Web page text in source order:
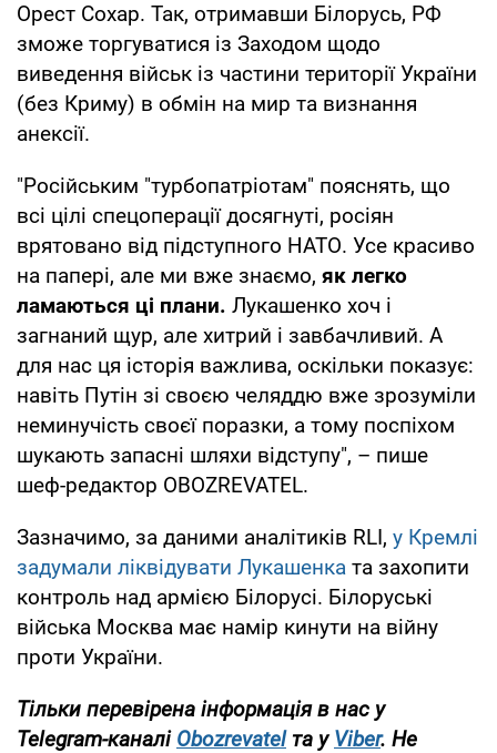
Орест Сохар. Так, отримавши Білорусь, РФ
зможе торгуватися із Заходом щодо
виведення військ із частини території України
(без Криму) в обмін на мир та визнання
анексії.
"Російським "турбопатріотам" пояснять, що
всі цілі спецоперації досягнуті, росіян
врятовано від підступного НАТО. Усе красиво
на папері, але ми вже знаємо, як легко
ламаються ці плани. Лукашенко хоч і
загнаний щур, але хитрий і завбачливий. А
для нас ця історія важлива, оскільки показує:
навіть Путін зі своєю челяддю вже зрозуміли
неминучість своєї поразки, а тому поспіхом
шукають запасні шляхи відступу", – пише
шеф-редактор OBOZREVATEL.
Зазначимо, за даними аналітиків RLI, у Кремлі
задумали ліквідувати Лукашенка та захопити
контроль над армією Білорусі. Білоруські
війська Москва має намір кинути на війну
проти України.
Тільки перевірена інформація в нас у
Telegram-каналі Obozrevatel та у Viber. Не